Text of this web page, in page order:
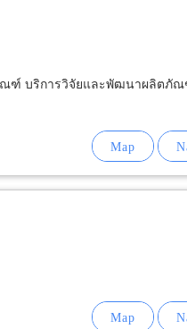
ณฑ์ บริการวิจัยและพัฒนาผลิตภั